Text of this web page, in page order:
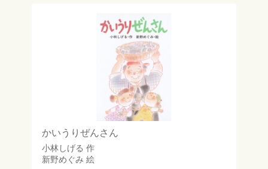
かいうりぜんさん
小林しげる 作
新野めぐみ 絵